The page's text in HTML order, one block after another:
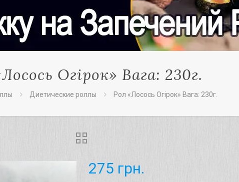
Огірок» Вага: 230г.
Диетические роллы Рол «Лосось Огірок» Вага: 230г.
275 грн.